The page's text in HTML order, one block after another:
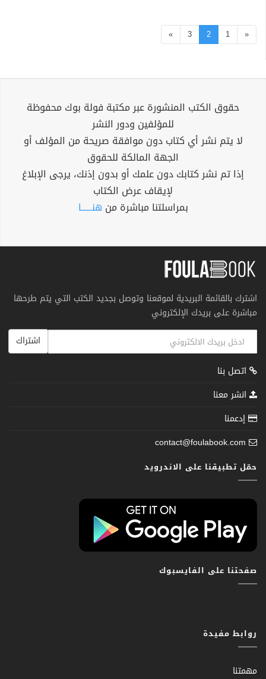
«
1
2
3
»
حقوق الكتب المنشورة عبر مكتبة فولة بوك محفوظة
للمؤلفين ودور النشر
لا يتم نشر أي كتاب دون موافقة صريحة من المؤلف أو
الجهة المالكة للحقوق
إذا تم نشر كتابك دون علمك أو بدون إذنك، يرجى الإبلاغ
لإيقاف عرض الكتاب
بمراسلتنا مباشرة من هنــــــا
اشترك بالقائمة البريدية لموقعنا وتوصل بجديد الكتب التي يتم طرحها
مباشرة على بريدك الإلكتروني
اشتراك
اتصل بنا
انشر معنا
إدعمنا
contact@foulabook.com
حمّل تطبيقنا على الاندرويد
صفحتنا على الفايسبوك
روابط مفيدة
مهمتنا